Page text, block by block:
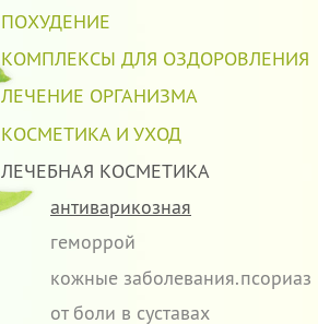
ПОХУДЕНИЕ
КОМПЛЕКСЫ ДЛЯ ОЗДОРОВЛЕНИЯ
ЛЕЧЕНИЕ ОРГАНИЗМА
КОСМЕТИКА И УХОД
ЛЕЧЕБНАЯ КОСМЕТИКА
антиварикозная
геморрой
кожные заболевания.псориаз
от боли в суставах